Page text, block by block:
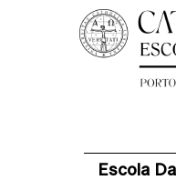
Escola